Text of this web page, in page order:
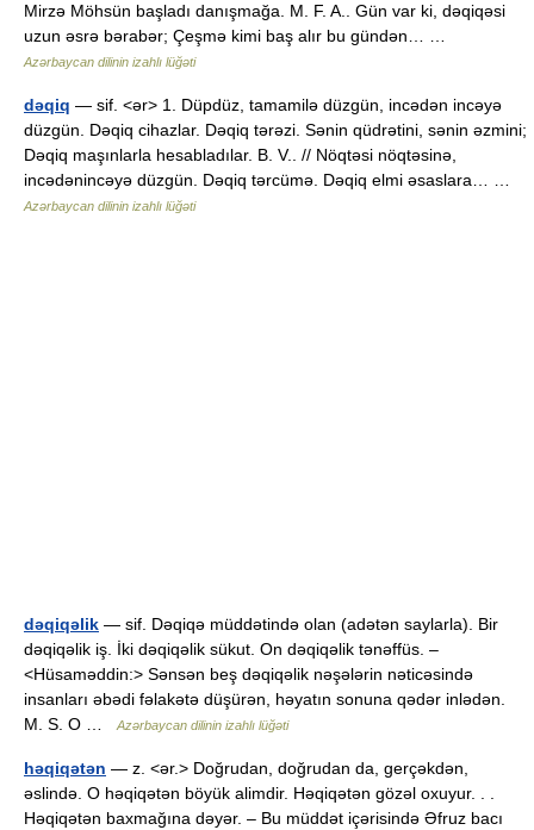
Mirzə Möhsün başladı danışmağa. M. F. A.. Gün var ki, dəqiqəsi
uzun əsrə bərabər; Çeşmə kimi baş alır bu gündən… …
Azərbaycan dilinin izahlı lüğəti
dəqiq — sif. <ər> 1. Düpdüz, tamamilə düzgün, incədən incəyə
düzgün. Dəqiq cihazlar. Dəqiq tərəzi. Sənin qüdrətini, sənin əzmini;
Dəqiq maşınlarla hesabladılar. B. V.. // Nöqtəsi nöqtəsinə,
incədənincəyə düzgün. Dəqiq tərcümə. Dəqiq elmi əsaslara… …
Azərbaycan dilinin izahlı lüğəti
dəqiqəlik — sif. Dəqiqə müddətində olan (adətən saylarla). Bir
dəqiqəlik iş. İki dəqiqəlik sükut. On dəqiqəlik tənəffüs. –
<Hüsaməddin:> Sənsən beş dəqiqəlik nəşələrin nəticəsində
insanları əbədi fəlakətə düşürən, həyatın sonuna qədər inlədən.
M. S. O …
Azərbaycan dilinin izahlı lüğəti
həqiqətən — z. <ər.> Doğrudan, doğrudan da, gerçəkdən,
əslində. O həqiqətən böyük alimdir. Həqiqətən gözəl oxuyur. . .
Həqiqətən baxmağına dəyər. – Bu müddət içərisində Əfruz bacı